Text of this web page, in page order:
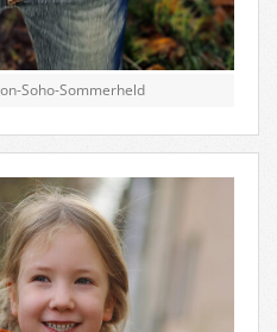
Soho-Sommerheld